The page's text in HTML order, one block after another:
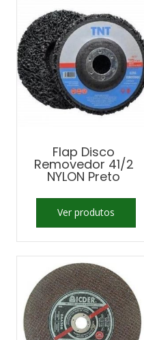
Flap Disco
Removedor 41/2
NYLON Preto
Ver produtos